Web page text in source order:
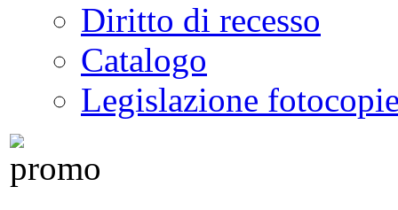
Diritto di recesso
Catalogo
Legislazione